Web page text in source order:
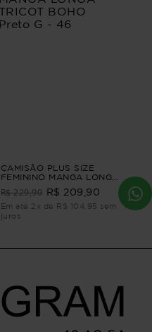
CAMISÃO PLUS SIZE
FEMININO MANGA LONGA
TRICOT BOHO Preto G -
46
R$ 229,90 R$ 209,90
Em até 2x de R$ 104,95 sem
juros